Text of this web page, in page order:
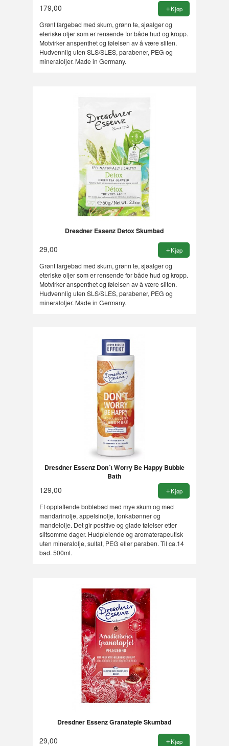
179,00 Kjøp
Grønt fargebad med skum, grønn te, sjøalger og
eteriske oljer som er rensende for både hud og kropp.
Motvirker anspenthet og følelsen av å være sliten.
Hudvennlig uten SLS/SLES, parabener, PEG og
mineraloljer. Made in Germany.
Dresdner Essenz Detox Skumbad
29,00 Kjøp
Grønt fargebad med skum, grønn te, sjøalger og
eteriske oljer som er rensende for både hud og kropp.
Motvirker anspenthet og følelsen av å være sliten.
Hudvennlig uten SLS/SLES, parabener, PEG og
mineraloljer. Made in Germany.
Dresdner Essenz Don´t Worry Be Happy Bubble
Bath
129,00 Kjøp
Et oppløftende boblebad med mye skum og med
mandarinolje, appelsinolje, tonkabønner og
mandelolje. Det gir positive og glade følelser etter
slitsomme dager. Hudpleiende og aromaterapeutisk
uten mineralolje, sulfat, PEG eller paraben. Til ca.14
bad. 500ml.
Dresdner Essenz Granateple Skumbad
29,00 Kjøp